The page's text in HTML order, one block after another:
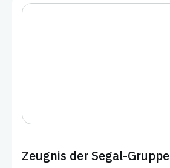
Zeugnis der Segal-Gruppe